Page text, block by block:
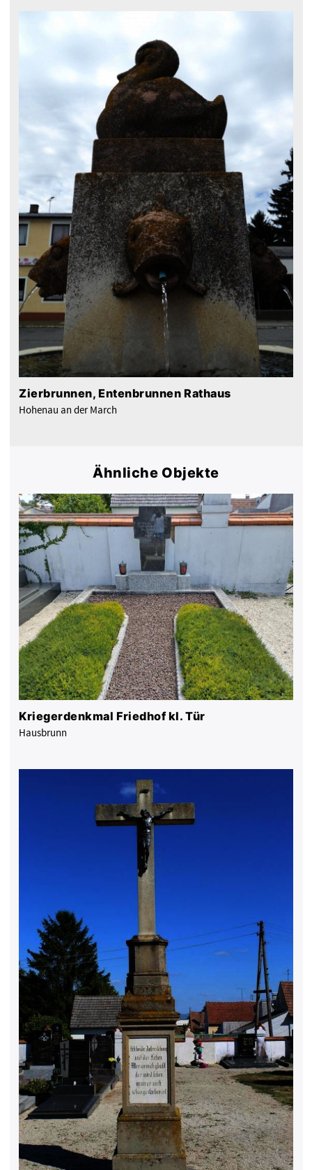
Zierbrunnen, Entenbrunnen Rathaus
Hohenau an der March
Ähnliche Objekte
Kriegerdenkmal Friedhof kl. Tür
Hausbrunn